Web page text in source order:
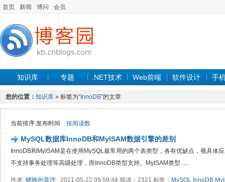
首页 新闻 博问 会员
知识库 专题 .NET技术 Web前端 软件设计 手
您的位置： 知识库 » 标签为“ InnoDB”的文章
当前排序:发布时间 按阅读数
MySQL数据库InnoDB和MyISAM数据引擎的差别
InnoDB和MyISAM是在使用MySQL最常用的两个表类型，各有优缺点，视具体
不支持事务处理等高级处理，而InnoDB类型支持。MyISAM类型......
作者: 蟋蟀的草坪 2011-05-22 09:59:48 阅读：2321 标签： MySQL InnoDB